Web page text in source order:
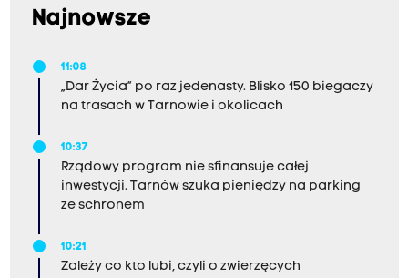
Najnowsze
11:08
„Dar Życia” po raz jedenasty. Blisko 150 biegaczy
na trasach w Tarnowie i okolicach
10:37
Rządowy program nie sfinansuje całej
inwestycji. Tarnów szuka pieniędzy na parking
ze schronem
10:21
Zależy co kto lubi, czyli o zwierzęcych